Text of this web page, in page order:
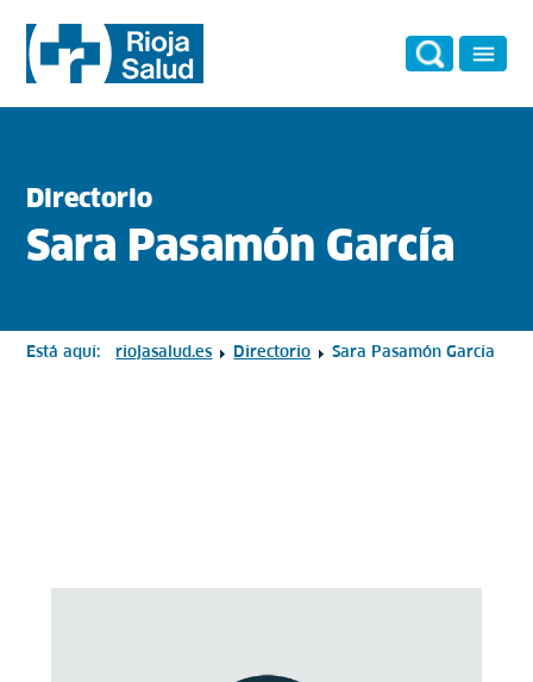
Directorio
Sara Pasamón García
Está aquí: riojasalud.es Directorio Sara Pasamón García